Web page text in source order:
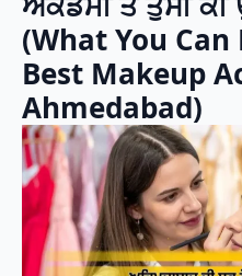
(What You
Best Makeup
Ahmedabad)